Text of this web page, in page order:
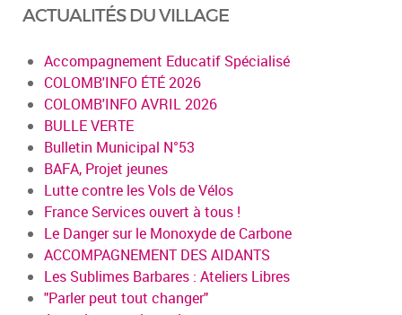
ACTUALITÉS DU VILLAGE
Accompagnement Educatif Spécialisé
COLOMB'INFO ÉTÉ 2026
COLOMB'INFO AVRIL 2026
BULLE VERTE
Bulletin Municipal N°53
BAFA, Projet jeunes
Lutte contre les Vols de Vélos
France Services ouvert à tous !
Le Danger sur le Monoxyde de Carbone
ACCOMPAGNEMENT DES AIDANTS
Les Sublimes Barbares : Ateliers Libres
"Parler peut tout changer"